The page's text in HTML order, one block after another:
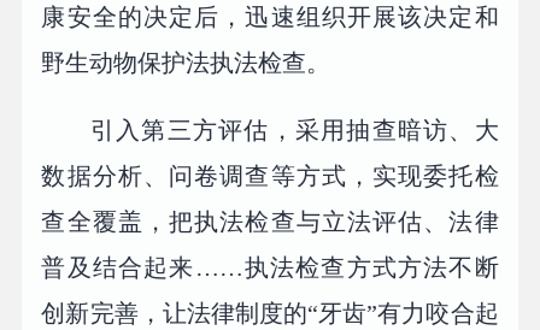
康安全的决定后，迅速组织开展该决定和
野生动物保护法执法检查。
引入第三方评估，采用抽查暗访、大
数据分析、问卷调查等方式，实现委托检
查全覆盖，把执法检查与立法评估、法律
普及结合起来……执法检查方式方法不断
创新完善，让法律制度的“牙齿”有力咬合起